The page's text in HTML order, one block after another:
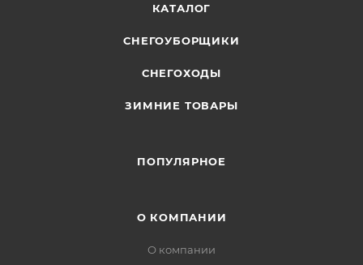
КАТАЛОГ
СНЕГОУБОРЩИКИ
СНЕГОХОДЫ
ЗИМНИЕ ТОВАРЫ
ПОПУЛЯРНОЕ
О КОМПАНИИ
О компании